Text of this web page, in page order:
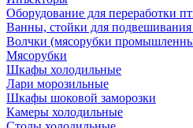
Оборудование для переработки
Ванны, стойки для
Волчки (мясорубки
Мясорубки
Шкафы холодильные
Лари морозильные
Шкафы шоковой заморозки
Камеры холодильные